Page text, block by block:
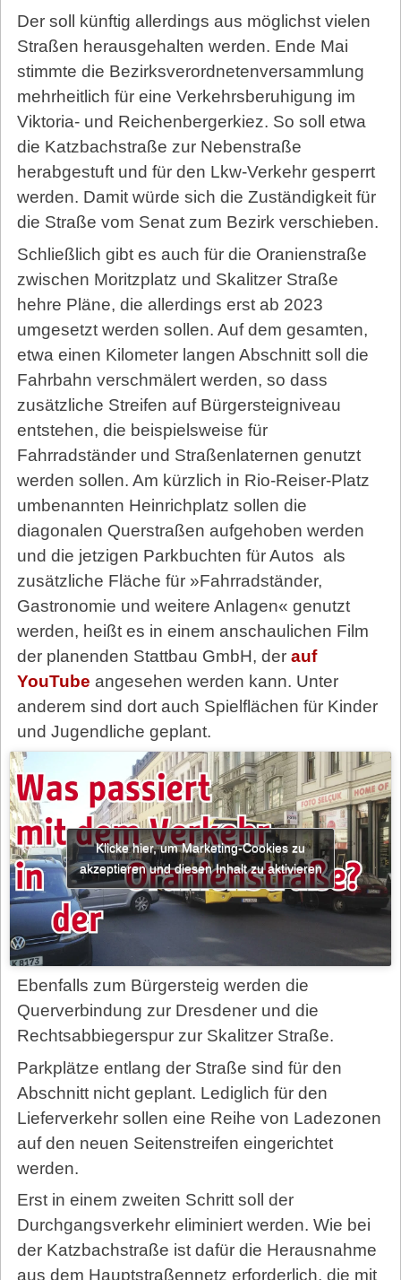
Der soll künftig allerdings aus möglichst vielen
Straßen herausgehalten werden. Ende Mai
stimmte die Bezirksverordnetenversammlung
mehrheitlich für eine Verkehrsberuhigung im
Viktoria- und Reichenbergerkiez. So soll etwa
die Katzbachstraße zur Nebenstraße
herabgestuft und für den Lkw-Verkehr gesperrt
werden. Damit würde sich die Zuständigkeit für
die Straße vom Senat zum Bezirk verschieben.
Schließlich gibt es auch für die Oranienstraße
zwischen Moritzplatz und Skalitzer Straße
hehre Pläne, die allerdings erst ab 2023
umgesetzt werden sollen. Auf dem gesamten,
etwa einen Kilometer langen Abschnitt soll die
Fahrbahn verschmälert werden, so dass
zusätzliche Streifen auf Bürgersteigniveau
entstehen, die beispielsweise für
Fahrradständer und Straßenlaternen genutzt
werden sollen. Am kürzlich in Rio-Reiser-Platz
umbenannten Heinrichplatz sollen die
diagonalen Querstraßen aufgehoben werden
und die jetzigen Parkbuchten für Autos als
zusätzliche Fläche für »Fahrradständer,
Gastronomie und weitere Anlagen« genutzt
werden, heißt es in einem anschaulichen Film
der planenden Stattbau GmbH, der auf
YouTube angesehen werden kann. Unter
anderem sind dort auch Spielflächen für Kinder
und Jugendliche ge­plant.
Klicke hier, um Marketing-Cookies zu
akzeptieren und diesen Inhalt zu aktivieren
Ebenfalls zum Bürgersteig werden die
Querverbindung zur Dresdener und die
Rechtsabbiegerspur zur Skalitzer Straße.
Parkplätze entlang der Straße sind für den
Abschnitt nicht geplant. Lediglich für den
Lieferverkehr sollen eine Reihe von Ladezonen
auf den neuen Seitenstreifen eingerichtet
werden.
Erst in einem zweiten Schritt soll der
Durchgangsverkehr eliminiert werden. Wie bei
der Katzbachstraße ist dafür die Herausnahme
aus dem Hauptstraßennetz erforderlich, die mit